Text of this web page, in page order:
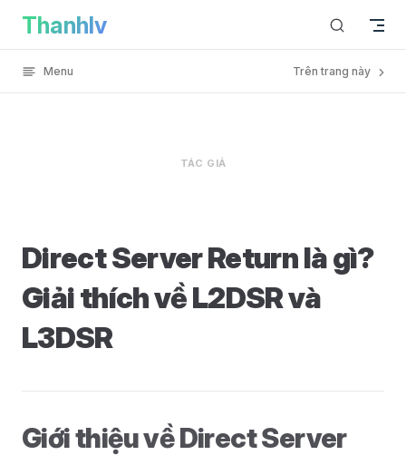
Skip to content
Thanhlv
Menu Trên trang này
TÁC GIẢ
Direct Server Return là gì?
Giải thích về L2DSR và
L3DSR
Giới thiệu về Direct Server